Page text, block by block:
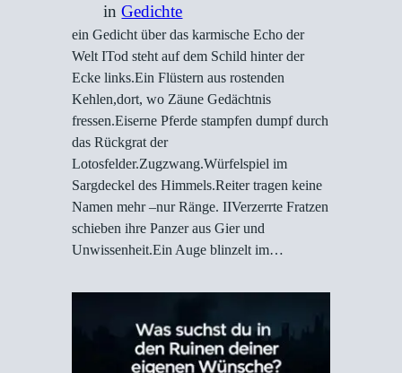
inGedichte
ein Gedicht über das karmische Echo der
Welt ITod steht auf dem Schild hinter der
Ecke links.Ein Flüstern aus rostenden
Kehlen,dort, wo Zäune Gedächtnis
fressen.Eiserne Pferde stampfen dumpf durch
das Rückgrat der
Lotosfelder.Zugzwang.Würfelspiel im
Sargdeckel des Himmels.Reiter tragen keine
Namen mehr –nur Ränge. IIVerzerrte Fratzen
schieben ihre Panzer aus Gier und
Unwissenheit.Ein Auge blinzelt im…